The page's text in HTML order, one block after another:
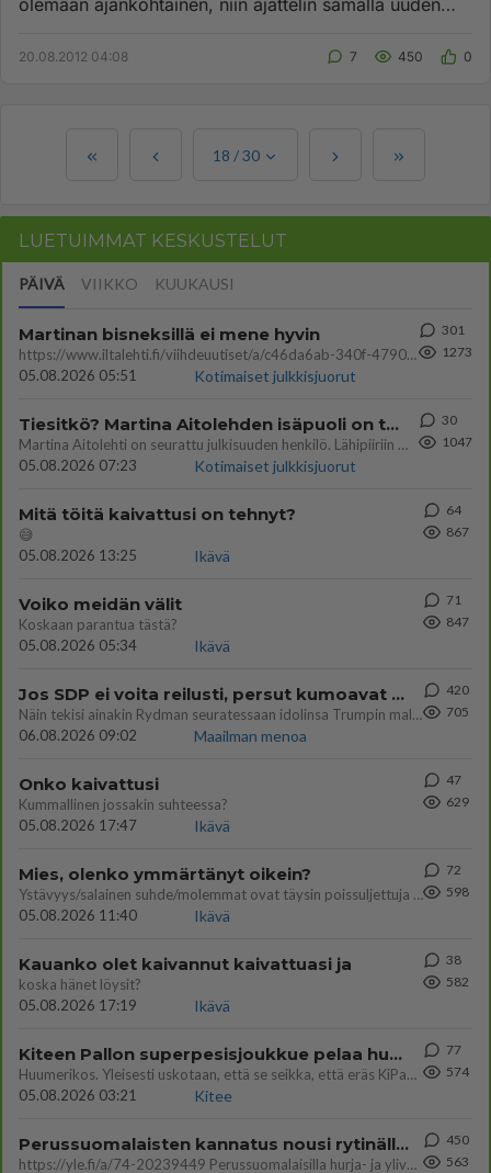
olemaan ajankohtainen, niin ajattelin samalla uuden
20.08.2012 04:08 7 450 0
18 /30
LUETUIMMAT KESKUSTELUT
PÄIVÄ VIIKKO KUUKAUSI
Martinan bisneksillä ei mene hyvin
https://www.iltalehti.fi/viihdeuutiset/a/c46da6ab-340f-4790-aaa7-0865eed2336 Yrityksen konkurssihakemus on tullut kärä
05.08.2026 05:51
Kotimaiset julkkisjuorut
301
1273
Tiesitkö? Martina Aitolehden isäpuoli on tämä suosittu laulaja
Martina Aitolehti on seurattu julkisuuden henkilö. Lähipiiriin mahtuu muitakin tunnettuja henkilöitä. Tiesitkö, että Ma
05.08.2026 07:23
Kotimaiset julkkisjuorut
30
1047
Mitä töitä kaivattusi on tehnyt?
😅
05.08.2026 13:25
Ikävä
64
867
Voiko meidän välit
Koskaan parantua tästä?
05.08.2026 05:34
Ikävä
71
847
Jos SDP ei voita reilusti, persut kumoavat demokratian Suomesta
Näin tekisi ainakin Rydman seuratessaan idolinsa Trumpin mallia https://www.is.fi/politiikka/art-2000012187244.html
06.08.2026 09:02
Maailman menoa
420
705
Onko kaivattusi
Kummallinen jossakin suhteessa?
05.08.2026 17:47
Ikävä
47
629
Mies, olenko ymmärtänyt oikein?
Ystävyys/salainen suhde/molemmat ovat täysin poissuljettuja asioita? Nainen
05.08.2026 11:40
Ikävä
72
598
Kauanko olet kaivannut kaivattuasi ja
koska hänet löysit?
05.08.2026 17:19
Ikävä
38
582
Kiteen Pallon superpesisjoukkue pelaa huumeiden vaikutuksen alaisena
Huumerikos. Yleisesti uskotaan, että se seikka, että eräs KiPan pelaaja kärähtää huumeista, on vain jäävuoren huippu. M
05.08.2026 03:21
Kitee
77
574
Perussuomalaisten kannatus nousi rytinällä Ylen tänään julkaisemassa tuoreimmassa gallup-kyselyssä.
https://yle.fi/a/74-20239449 Perussuomalaisilla hurja- ja ylivoimaisesti suurin nousu tässä uudessa Ylen gallupissa. Kyl
450
563